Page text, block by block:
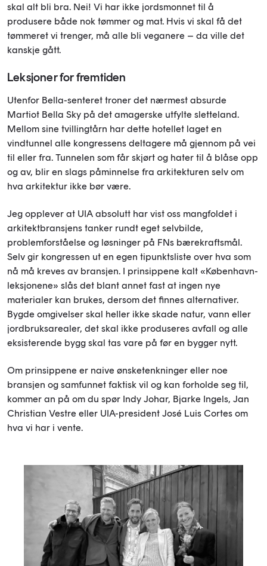
skal alt bli bra. Nei! Vi har ikke jordsmonnet til å
produsere både nok tømmer og mat. Hvis vi skal få det
tømmeret vi trenger, må alle bli veganere – da ville det
kanskje gått.
Leksjoner for fremtiden
Utenfor Bella-senteret troner det nærmest absurde
Martiot Bella Sky på det amagerske utfylte sletteland.
Mellom sine tvillingtårn har dette hotellet laget en
vindtunnel alle kongressens deltagere må gjennom på vei
til eller fra. Tunnelen som får skjørt og hater til å blåse opp
og av, blir en slags påminnelse fra arkitekturen selv om
hva arkitektur ikke bør være.
Jeg opplever at UIA absolutt har vist oss mangfoldet i
arkitektbransjens tanker rundt eget selvbilde,
problemforståelse og løsninger på FNs bærekraftsmål.
Selv gir kongressen ut en egen tipunktsliste over hva som
nå må kreves av bransjen. I prinsippene kalt «København-
leksjonene» slås det blant annet fast at ingen nye
materialer kan brukes, dersom det finnes alternativer.
Bygde omgivelser skal heller ikke skade natur, vann eller
jordbruksarealer, det skal ikke produseres avfall og alle
eksisterende bygg skal tas vare på før en bygger nytt.
Om prinsippene er naive ønsketenkninger eller noe
bransjen og samfunnet faktisk vil og kan forholde seg til,
kommer an på om du spør Indy Johar, Bjarke Ingels, Jan
Christian Vestre eller UIA-president José Luis Cortes om
hva vi har i vente.